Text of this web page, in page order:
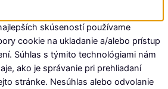
skúseností používame
cookie na ukladanie a/alebo prístup
Súhlas s týmito technológiami nám
ako je správanie pri prehliadaní
stránke. Nesúhlas alebo odvolanie